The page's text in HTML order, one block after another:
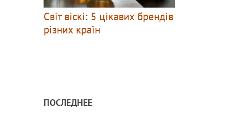
Світ віскі: 5 цікавих брендів
різних країн
ПОСЛЕДНЕЕ